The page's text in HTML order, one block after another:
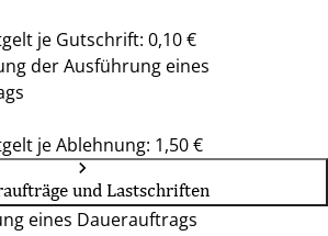
je Gutschrift: 0,10 €
der Ausführung eines
je Ablehnung: 1,50 €
und Lastschriften
eines Dauerauftrags